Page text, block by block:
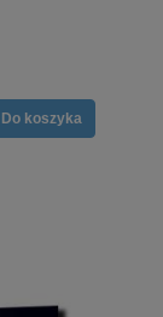
Do koszyka